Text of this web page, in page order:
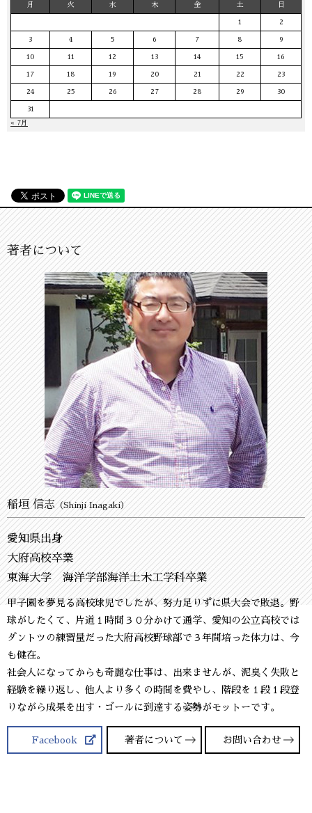
月 火 水 木 金 土 日
1 2
3 4 5 6 7 8 9
10 11 12 13 14 15 16
17 18 19 20 21 22 23
24 25 26 27 28 29 30
31
« 7月
著者について
稲垣 信志（Shinji Inagaki）
愛知県出身
大府高校卒業
東海大学 海洋学部海洋土木工学科卒業
甲子園を夢見る高校球児でしたが、努力足りずに県大会で敗退。野
球がしたくて、片道１時間３０分かけて通学、愛知の公立高校では
ダントツの練習量だった大府高校野球部で３年間培った体力は、今
も健在。
社会人になってからも奇麗な仕事は、出来ませんが、泥臭く失敗と
経験を繰り返し、他人より多くの時間を費やし、階段を１段１段登
りながら成果を出す・ゴールに到達する姿勢がモットーです。
Facebook 著者について お問い合わせ